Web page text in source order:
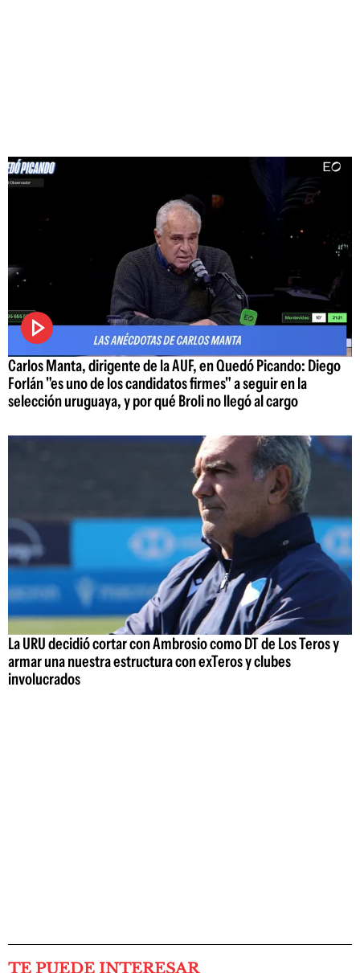
Carlos Manta, dirigente de la AUF, en Quedó Picando: Diego
Forlán "es uno de los candidatos firmes" a seguir en la
selección uruguaya, y por qué Broli no llegó al cargo
La URU decidió cortar con Ambrosio como DT de Los Teros y
armar una nuestra estructura con exTeros y clubes
involucrados
TE PUEDE INTERESAR